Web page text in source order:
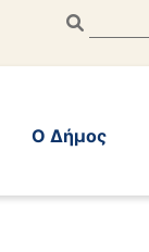
Ο Δήμος